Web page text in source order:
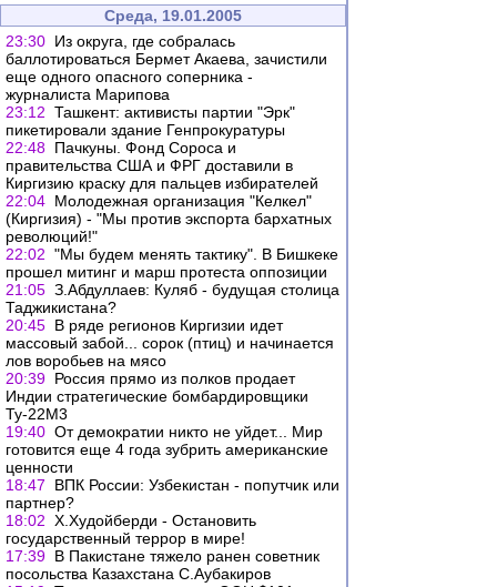
Среда, 19.01.2005
23:30 Из округа, где собралась
баллотироваться Бермет Акаева, зачистили
еще одного опасного соперника -
журналиста Марипова
23:12 Ташкент: активисты партии "Эрк"
пикетировали здание Генпрокуратуры
22:48 Пачкуны. Фонд Сороса и
правительства США и ФРГ доставили в
Киргизию краску для пальцев избирателей
22:04 Молодежная организация "Келкел"
(Киргизия) - "Мы против экспорта бархатных
революций!"
22:02 "Мы будем менять тактику". В Бишкеке
прошел митинг и марш протеста оппозиции
21:05 З.Абдуллаев: Куляб - будущая столица
Таджикистана?
20:45 В ряде регионов Киргизии идет
массовый забой... сорок (птиц) и начинается
лов воробьев на мясо
20:39 Россия прямо из полков продает
Индии стратегические бомбардировщики
Ту-22М3
19:40 От демократии никто не уйдет... Мир
готовится еще 4 года зубрить американские
ценности
18:47
ВПК России: Узбекистан - попутчик или
партнер?
18:02 Х.Худойберди - Остановить
государственный террор в мире!
17:39 В Пакистане тяжело ранен советник
посольства Казахстана С.Аубакиров